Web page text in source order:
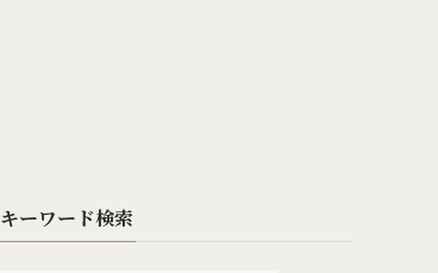
キーワード検索